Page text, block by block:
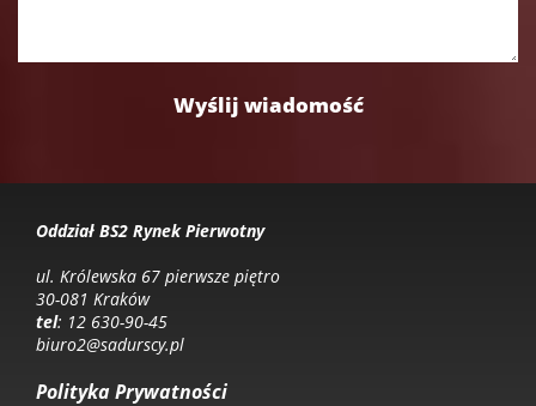
Oddział BS2 Rynek Pierwotny
ul. Królewska 67 pierwsze piętro
30-081 Kraków
tel: 12 630-90-45
biuro2@sadurscy.pl
Polityka Prywatności